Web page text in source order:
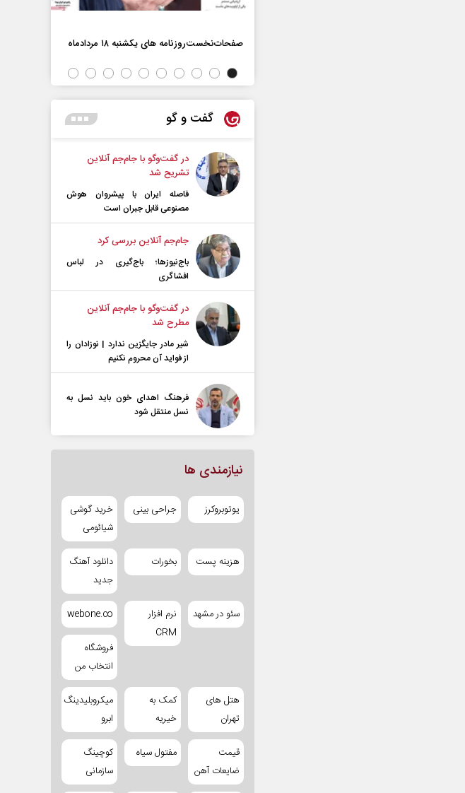
صفحات‌نخست‌روزنامه ها‌ی یکشنبه ۱۸ مردادماه
گفت و گو
در گفت‌و‌گو با جام‌جم آنلاین
تشریح شد
فاصله ایران با پیشرو‌ان هوش
مصنوعی قابل جبران است
جام‌جم آنلاین بررسی کرد
باج‌نیوزها؛ باج‌گیری در لباس
افشاگری
در گفت‌و‌گو با جام‌جم آنلاین
مطرح شد
شیر مادر جایگزین ندارد | نوزادان را
از فواید آن محروم نکنیم
فرهنگ اهدای خون باید نسل به
نسل منتقل شود
نیازمندی ها
یوتوبروکرز جراحی بینی
خرید گوشی
شیائومی
هزینه پست بخورات
دانلود آهنگ
جدید
سئو در مشهد
نرم افزار
CRM
webone.co
فروشگاه
انتخاب من
هتل های
تهران
کمک به
خیریه
میکروبلیدینگ
ابرو
قیمت
ضایعات آهن
مفتول سیاه
کوچینگ
سازمانی